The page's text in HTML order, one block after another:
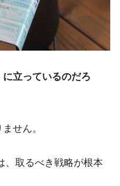
に立っているのだろ
せん。
、取るべき戦略が根本